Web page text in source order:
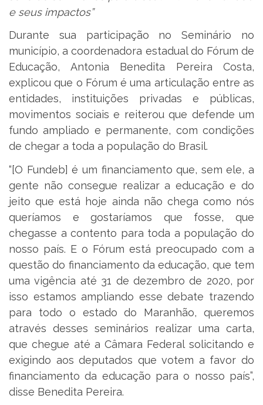
e seus impactos”
Durante sua participação no Seminário no
município, a coordenadora estadual do Fórum de
Educação, Antonia Benedita Pereira Costa,
explicou que o Fórum é uma articulação entre as
entidades, instituições privadas e públicas,
movimentos sociais e reiterou que defende um
fundo ampliado e permanente, com condições
de chegar a toda a população do Brasil.
“[O Fundeb] é um financiamento que, sem ele, a
gente não consegue realizar a educação e do
jeito que está hoje ainda não chega como nós
queríamos e gostaríamos que fosse, que
chegasse a contento para toda a população do
nosso país. E o Fórum está preocupado com a
questão do financiamento da educação, que tem
uma vigência até 31 de dezembro de 2020, por
isso estamos ampliando esse debate trazendo
para todo o estado do Maranhão, queremos
através desses seminários realizar uma carta,
que chegue até a Câmara Federal solicitando e
exigindo aos deputados que votem a favor do
financiamento da educação para o nosso país”,
disse Benedita Pereira.